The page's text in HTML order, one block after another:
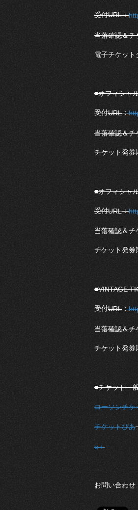
受付URL：
当落確認＆チ
電子チケッ
■オフィシャ
受付URL：
当落確認＆チ
チケット発券
■オフィシャ
受付URL：
当落確認＆チ
チケット発券
■VINTAGE
受付URL：
当落確認＆チ
チケット発券
■チケット一
ローソンチケ
チケットぴあ
e＋
お問い合わせ